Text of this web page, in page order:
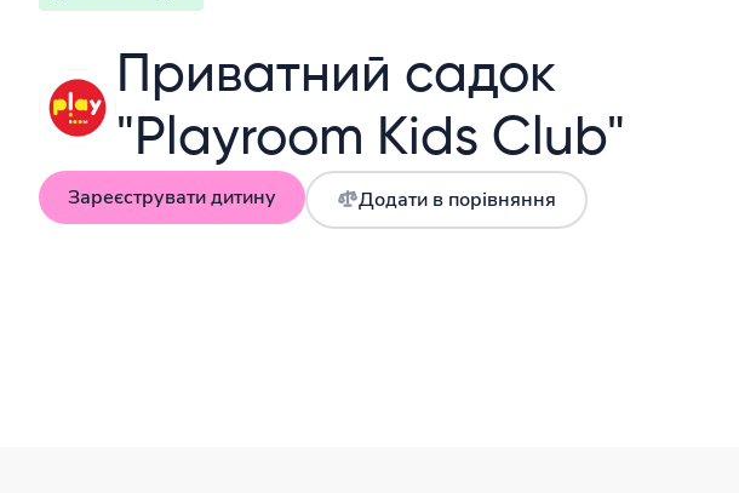
Приватний садок
"Playroom Kids Club"
Зареєструвати дитину Додати в порівняння